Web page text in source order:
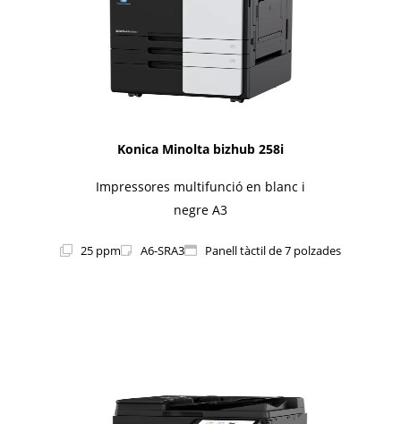
Konica Minolta bizhub 258i
Impressores multifunció en blanc i
negre A3
25 ppm A6-SRA3 Panell tàctil de 7 polzades